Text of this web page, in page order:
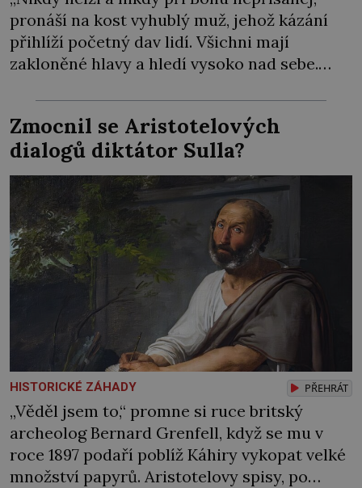
pronáší na kost vyhublý muž, jehož kázání
přihlíží početný dav lidí. Všichni mají
zakloněné hlavy a hledí vysoko nad sebe.
neobvyklém místě. Pro svůj asketický život si
jako úplně první vybral sloup. Z klášterní
cely se i přes zavřené dveře dere do celého
[…]
Zmocnil se Aristotelových
dialogů diktátor Sulla?
HISTORICKÉ ZÁHADY PŘEHRÁT
„Věděl jsem to,“ promne si ruce britský
archeolog Bernard Grenfell, když se mu v
roce 1897 podaří poblíž Káhiry vykopat velké
množství papyrů. Aristotelovy spisy, po